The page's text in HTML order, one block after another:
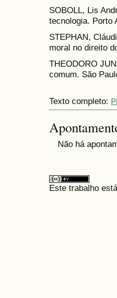
SOBOLL, Lis
tecnologia. Porto
STEPHAN,
moral no direito
THEODORO
comum. São
Texto completo:
Não há
Este trabalho